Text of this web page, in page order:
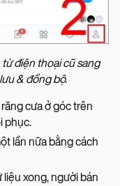
điện thoại cũ sang
& đồng bộ.
cưa ở góc trên
phục.
lần nữa bằng cách
liệu xong, người bán